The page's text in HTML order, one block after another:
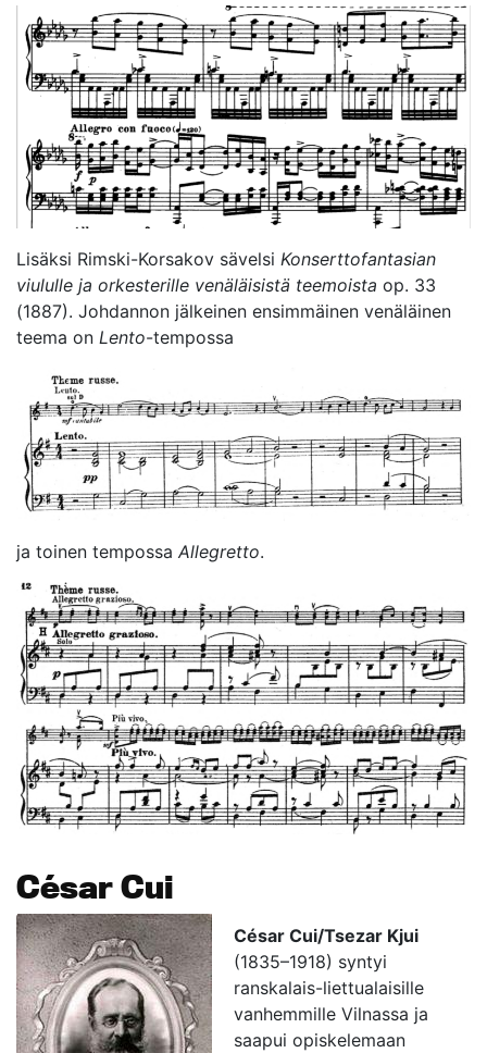
Lisäksi Rimski-Korsakov sävelsi Konserttofantasian
viululle ja orkesterille venäläisistä teemoista op. 33
(1887). Johdannon jälkeinen ensimmäinen venäläinen
teema on Lento-tempossa
ja toinen tempossa Allegretto.
César Cui
César Cui/Tsezar Kjui
(1835–1918) syntyi
ranskalais-liettualaisille
vanhemmille Vilnassa ja
saapui opiskelemaan